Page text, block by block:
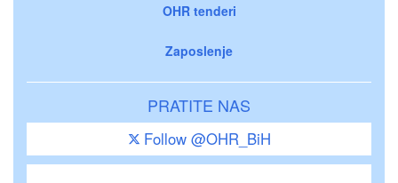
OHR tenderi
Zaposlenje
PRATITE NAS
Follow @OHR_BiH